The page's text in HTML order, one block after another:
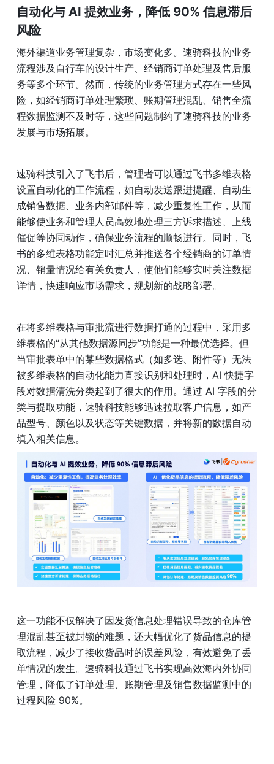
自动化与 AI 提效业务，降低 90% 信息滞后
风险
海外渠道业务管理复杂，市场变化多。速骑科技的业务
流程涉及自行车的设计生产、经销商订单处理及售后服
务等多个环节。然而，传统的业务管理方式存在一些风
险，如经销商订单处理繁琐、账期管理混乱、销售全流
程数据监测不及时等，这些问题制约了速骑科技的业务
发展与市场拓展。
速骑科技引入了飞书后，管理者可以通过飞书多维表格
设置自动化的工作流程，如自动发送跟进提醒、自动生
成销售数据、业务内部邮件等，减少重复性工作，从而
能够使业务和管理人员高效地处理三方诉求描述、上线
催促等协同动作，确保业务流程的顺畅进行。同时，飞
书的多维表格功能定时汇总并推送各个经销商的订单情
况、销量情况给有关负责人，使他们能够实时关注数据
详情，快速响应市场需求，规划新的战略部署。
在将多维表格与审批流进行数据打通的过程中，采用多
维表格的“从其他数据源同步”功能是一种最优选择。但
当审批表单中的某些数据格式（如多选、附件等）无法
被多维表格的自动化能力直接识别和处理时，AI 快捷字
段对数据清洗分类起到了很大的作用。通过 AI 字段的分
类与提取功能，速骑科技能够迅速拉取客户信息，如产
品型号、颜色以及状态等关键数据，并将新的数据自动
填入相关信息。
这一功能不仅解决了因发货信息处理错误导致的仓库管
理混乱甚至被封锁的难题，还大幅优化了货品信息的提
取流程，减少了接收货品时的误差风险，有效避免了丢
单情况的发生。速骑科技通过飞书实现高效海内外协同
管理，降低了订单处理、账期管理及销售数据监测中的
过程风险 90%。